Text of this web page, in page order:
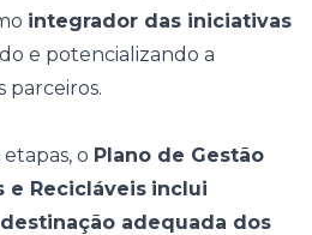
integrador das iniciativas
e potencializando a
parceiros.
o Plano de Gestão
e Recicláveis inclui
adequada dos